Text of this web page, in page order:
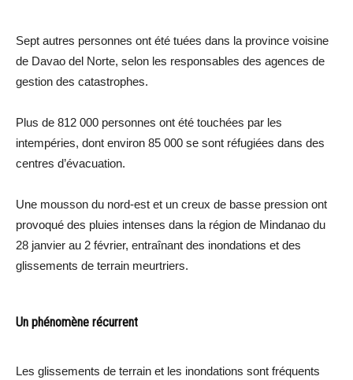
Sept autres personnes ont été tuées dans la province voisine
de Davao del Norte, selon les responsables des agences de
gestion des catastrophes.
Plus de 812 000 personnes ont été touchées par les
intempéries, dont environ 85 000 se sont réfugiées dans des
centres d’évacuation.
Une mousson du nord-est et un creux de basse pression ont
provoqué des pluies intenses dans la région de Mindanao du
28 janvier au 2 février, entraînant des inondations et des
glissements de terrain meurtriers.
Un phénomène récurrent
Les glissements de terrain et les inondations sont fréquents